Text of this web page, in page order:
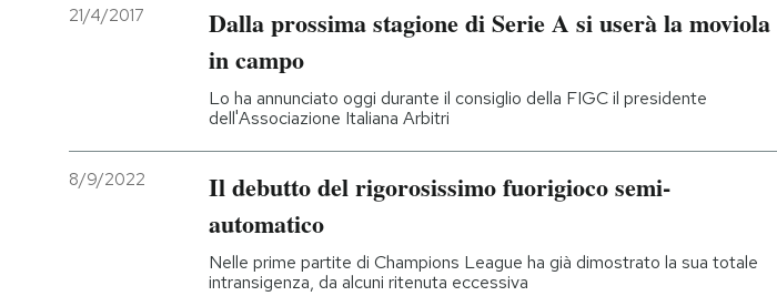
21/4/2017
Dalla prossima stagione di Serie A si userà la moviola
in campo
Lo ha annunciato oggi durante il consiglio della FIGC il presidente
dell'Associazione Italiana Arbitri
8/9/2022
Il debutto del rigorosissimo fuorigioco semi-
automatico
Nelle prime partite di Champions League ha già dimostrato la sua totale
intransigenza, da alcuni ritenuta eccessiva